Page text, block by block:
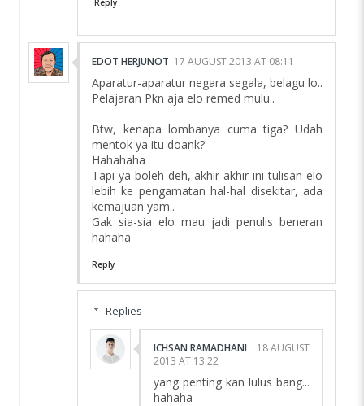
EDOT HERJUNOT 17 AUGUST 2013 AT 08:11
Aparatur-aparatur negara segala, belagu lo..
Pelajaran Pkn aja elo remed mulu..
Btw, kenapa lombanya cuma tiga? Udah
mentok ya itu doank?
Hahahaha
Tapi ya boleh deh, akhir-akhir ini tulisan elo
lebih ke pengamatan hal-hal disekitar, ada
kemajuan yam..
Gak sia-sia elo mau jadi penulis beneran
hahaha
Reply
Replies
ICHSAN RAMADHANI
18 AUGUST
2013 AT 13:22
yang penting kan lulus bang...
hahaha